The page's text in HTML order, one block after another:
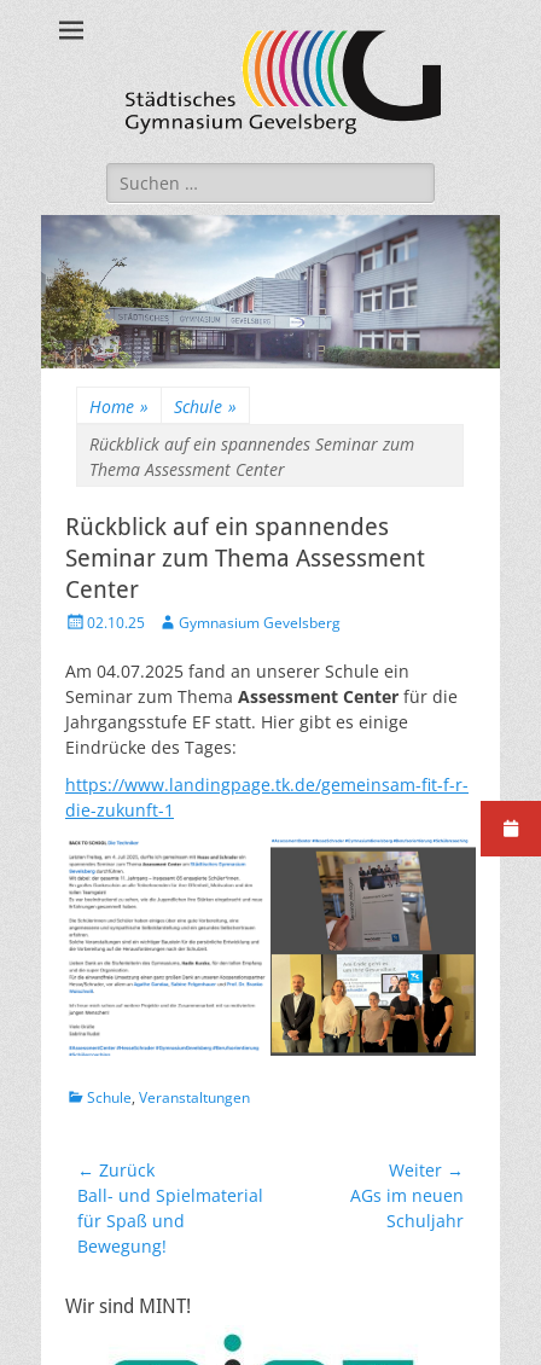
Städtisches
Gymnasium
Gevelsberg
Suche
nach:
Home » Schule »
Rückblick auf ein spannendes Seminar zum
Thema Assessment Center
Rückblick auf ein spannendes
Seminar zum Thema Assessment
Center
Veröffentlicht
02.10.25 AutorGymnasium Gevelsberg
Am 04.07.2025 fand an unserer Schule ein
Seminar zum Thema Assessment Center für die
Jahrgangsstufe EF statt. Hier gibt es einige
Eindrücke des Tages:
https://www.landingpage.tk.de/gemeinsam-fit-f-r-
die-zukunft-1
Kategorien
Schule, Veranstaltungen
Beitragsnavigation
← Zurück
Vorheriger
Beitrag:
Ball- und Spielmaterial
für Spaß und
Bewegung!
Weiter →
AGs im neuen
Schuljahr
Wir sind MINT!